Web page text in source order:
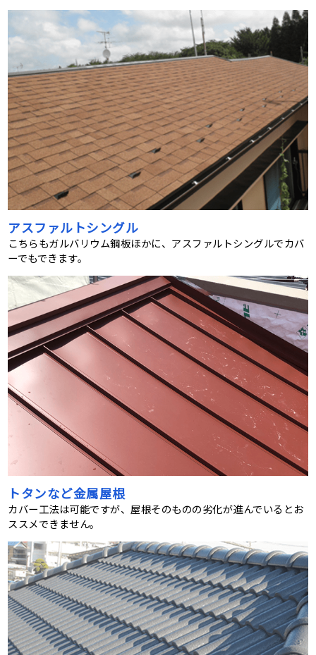
アスファルトシングル
こちらもガルバリウム鋼板ほかに、アスファルトシングルでカバ
ーでもできます。
トタンなど金属屋根
カバー工法は可能ですが、屋根そのものの劣化が進んでいるとお
ススメできません。